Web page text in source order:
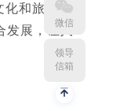
微信
领导
信箱
化和旅游融
发展，让人